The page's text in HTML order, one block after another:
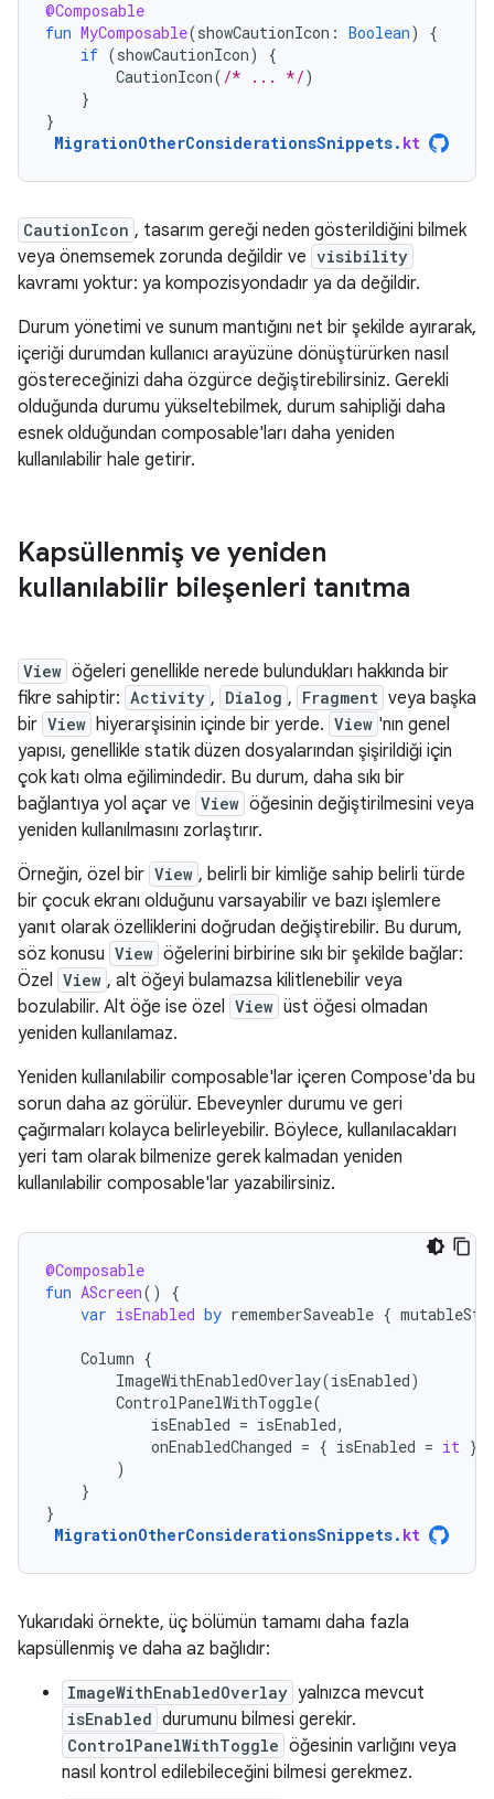
@Composable
fun MyComposable(showCautionIcon : Boolean)
{
if (showCautionIcon)
{
CautionIcon( /* ... */)
}
}
MigrationOtherConsiderationsSnippets. kt
CautionIcon , tasarım gereği neden gösterildiğini bilmek
veya önemsemek zorunda değildir ve visibility
kavramı yoktur: ya kompozisyondadır ya da değildir.
Durum yönetimi ve sunum mantığını net bir şekilde ayırarak,
içeriği durumdan kullanıcı arayüzüne dönüştürürken nasıl
göstereceğinizi daha özgürce değiştirebilirsiniz. Gerekli
olduğunda durumu yükseltebilmek, durum sahipliği daha
esnek olduğundan composable'ları daha yeniden
kullanılabilir hale getirir.
Kapsüllenmiş ve yeniden
kullanılabilir bileşenleri tanıtma
View öğeleri genellikle nerede bulundukları hakkında bir
fikre sahiptir: Activity , Dialog , Fragment veya başka
bir View hiyerarşisinin içinde bir yerde. View 'nın genel
yapısı, genellikle statik düzen dosyalarından şişirildiği için
çok katı olma eğilimindedir. Bu durum, daha sıkı bir
bağlantıya yol açar ve View öğesinin değiştirilmesini veya
yeniden kullanılmasını zorlaştırır.
Örneğin, özel bir View , belirli bir kimliğe sahip belirli türde
bir çocuk ekranı olduğunu varsayabilir ve bazı işlemlere
yanıt olarak özelliklerini doğrudan değiştirebilir. Bu durum,
söz konusu View öğelerini birbirine sıkı bir şekilde bağlar:
Özel View , alt öğeyi bulamazsa kilitlenebilir veya
bozulabilir. Alt öğe ise özel View üst öğesi olmadan
yeniden kullanılamaz.
Yeniden kullanılabilir composable'lar içeren Compose'da bu
sorun daha az görülür. Ebeveynler durumu ve geri
çağırmaları kolayca belirleyebilir. Böylece, kullanılacakları
yeri tam olarak bilmenize gerek kalmadan yeniden
kullanılabilir composable'lar yazabilirsiniz.
@Composable
fun AScreen()
{
var isEnabled by rememberSaveable {
Column {
ImageWithEnabledOverlay(isEnabled)
ControlPanelWithToggle(
isEnabled = isEnabled,
onEnabledChanged = { isEnabled = it }
)
}
}
MigrationOtherConsiderationsSnippets. kt
Yukarıdaki örnekte, üç bölümün tamamı daha fazla
kapsüllenmiş ve daha az bağlıdır:
ImageWithEnabledOverlay yalnızca mevcut
isEnabled durumunu bilmesi gerekir.
ControlPanelWithToggle öğesinin varlığını veya
nasıl kontrol edilebileceğini bilmesi gerekmez.